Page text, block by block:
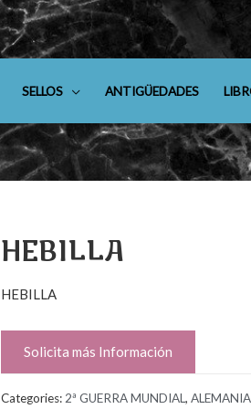
SELLOS ANTIGÜEDADES
HEBILLA
HEBILLA
Solicita más Información
Categories: 2ª GUERRA MUNDIAL, ALEMANIA